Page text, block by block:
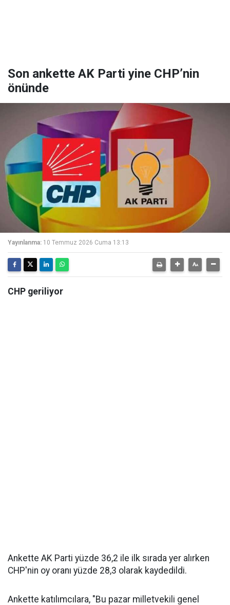
Son ankette AK Parti yine CHP’nin
önünde
Yayınlanma: 10 Temmuz 2026 Cuma 13:13
CHP geriliyor
Ankette AK Parti yüzde 36,2 ile ilk sırada yer alırken
CHP'nin oy oranı yüzde 28,3 olarak kaydedildi.
Ankette katılımcılara, "Bu pazar milletvekili genel